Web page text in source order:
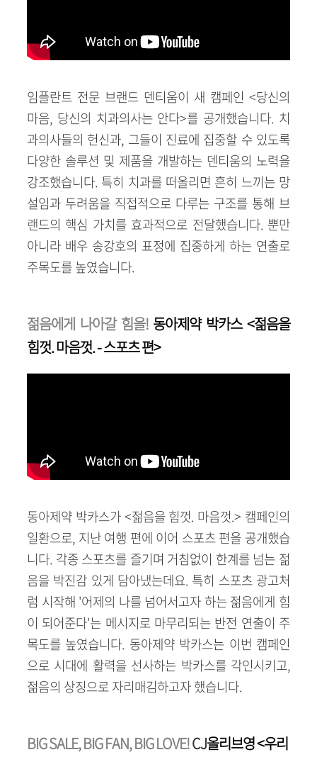
임플란트 전문 브랜드 덴티움이 새 캠페인 <당신의
마음, 당신의 치과의사는 안다>를 공개했습니다. 치
과의사들의 헌신과, 그들이 진료에 집중할 수 있도록
다양한 솔루션 및 제품을 개발하는 덴티움의 노력을
강조했습니다. 특히 치과를 떠올리면 흔히 느끼는 망
설임과 두려움을 직접적으로 다루는 구조를 통해 브
랜드의 핵심 가치를 효과적으로 전달했습니다. 뿐만
아니라 배우 송강호의 표정에 집중하게 하는 연출로
주목도를 높였습니다.
젊음에게 나아갈 힘을! 동아제약 박카스 <젊음을
힘껏. 마음껏. - 스포츠 편>
동아제약 박카스가 <젊음을 힘껏. 마음껏.> 캠페인의
일환으로, 지난 여행 편에 이어 스포츠 편을 공개했습
니다. 각종 스포츠를 즐기며 거침없이 한계를 넘는 젊
음을 박진감 있게 담아냈는데요. 특히 스포츠 광고처
럼 시작해 '어제의 나를 넘어서고자 하는 젊음에게 힘
이 되어준다'는 메시지로 마무리되는 반전 연출이 주
목도를 높였습니다. 동아제약 박카스는 이번 캠페인
으로 시대에 활력을 선사하는 박카스를 각인시키고,
젊음의 상징으로 자리매김하고자 했습니다.
BIG SALE, BIG FAN, BIG LOVE!CJ올리브영 <우리